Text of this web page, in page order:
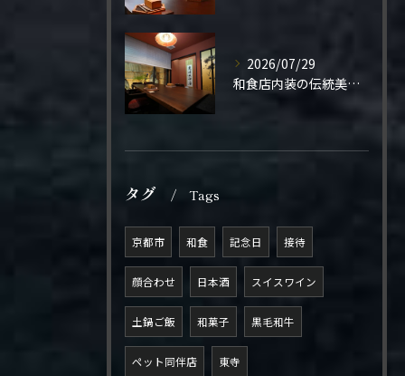
2026/07/29
和食店内装の伝統美と機能性
タグ Tags
京都市 和食 記念日 接待
顔合わせ 日本酒 スイスワイン
土鍋ご飯 和菓子 黒毛和牛
ペット同伴店 東寺